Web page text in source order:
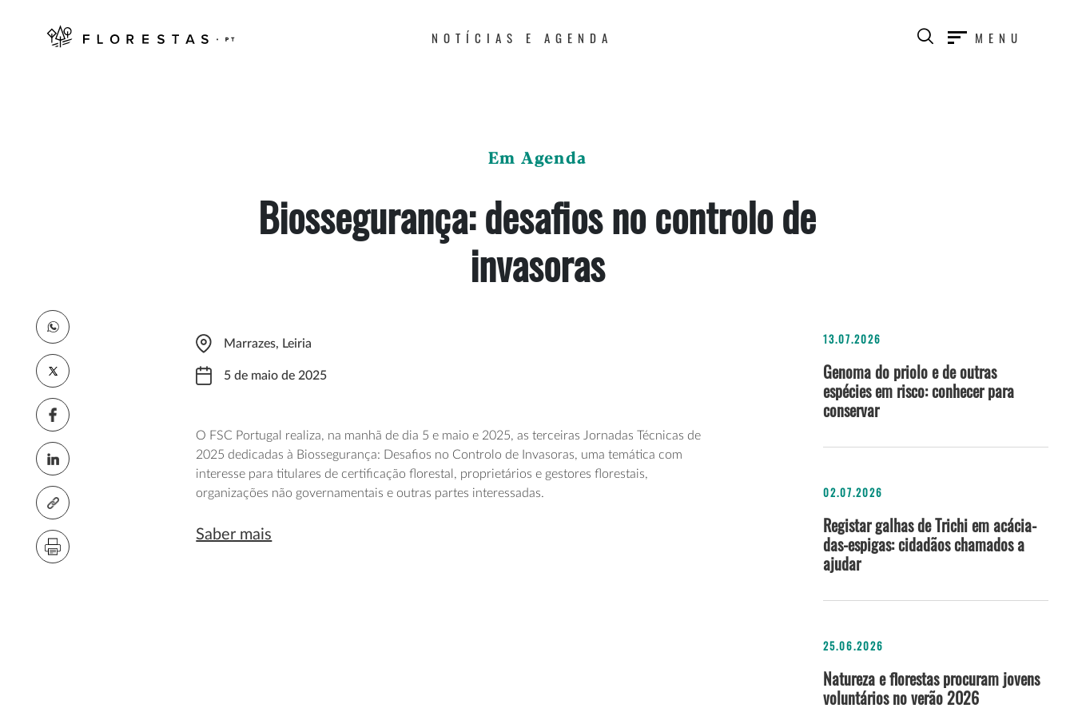
NOTÍCIAS E AGENDA MENU
Em Agenda
Biossegurança: desafios no controlo de
invasoras
Marrazes, Leiria
5 de maio de 2025
O FSC Portugal realiza, na manhã de dia 5 e maio e 2025, as terceiras Jornadas Técnicas de
2025 dedicadas à Biossegurança: Desafios no Controlo de Invasoras, uma temática com
interesse para titulares de certificação florestal, proprietários e gestores florestais,
organizações não governamentais e outras partes interessadas.
Saber mais
13.07.2026
Genoma do priolo e de outras
espécies em risco: conhecer para
conservar
02.07.2026
Registar galhas de Trichi em acácia-
das-espigas: cidadãos chamados a
ajudar
25.06.2026
Natureza e florestas procuram jovens
voluntários no verão 2026